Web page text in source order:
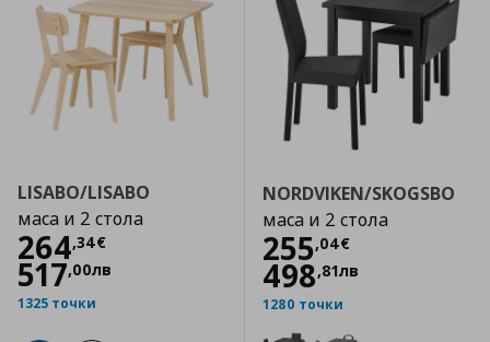
LISABO/LISABO
маса и 2 стола
264,34€
Цена264,34 €
517,00лв
1325 точки
NORDVIKEN/SKOGSBO
маса и 2 стола
255,04€
Цена
498,81лв
1280 точки